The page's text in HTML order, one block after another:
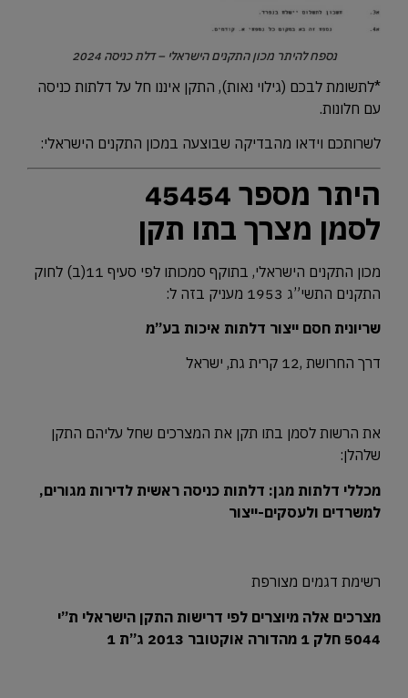
נספח להיתר מכון התקנים הישראלי – דלת כניסה 2024
*לתשומת לבכם (גילוי נאות), התקן איננו חל על דלתות כניסה
עם חלונות.
לשרותכם וידאו מהבדיקה שבוצעה במכון התקנים הישראלי:
היתר מספר 45454
לסמן מצרך בתו תקן
מכון התקנים הישראלי, בתוקף סמכותו לפי סעיף 11(ב) לחוק
התקנים התשי”ג 1953 מעניק בזה ל:
שריונית חסם ייצור דלתות איכות בע”מ
דרך החרושת ,12 קרית גת, ישראל
את הרשות לסמן בתו תקן את המצרכים שחל עליהם התקן
שלהלן:
מכללי דלתות מגן: דלתות כניסה ראשית לדירות מגורים,
למשרדים ולעסקים-ייצור
רשימת דגמים מצורפת
מצרכים אלה מיוצרים לפי דרישות התקן הישראלי ת”י
5044 חלק 1 מהדורה אוקטובר 2013 ג”ת 1